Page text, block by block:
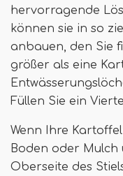
hervorragende
können sie in so
anbauen, den Sie
größer als eine
Füllen Sie ein
Wenn Ihre
Boden oder Mulch
Oberseite des